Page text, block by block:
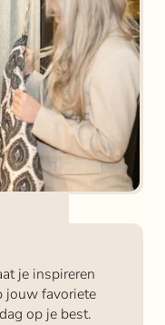
je inspireren
jouw favoriete
op je best.